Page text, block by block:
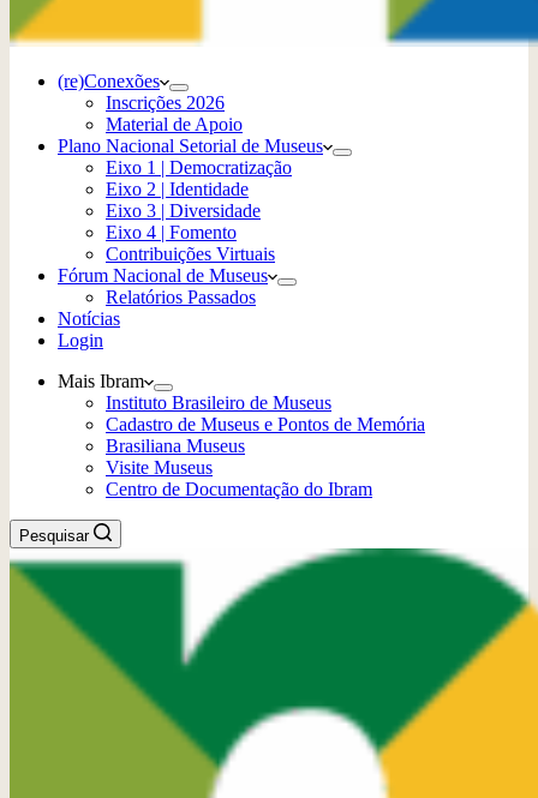
(re)Conexões
Inscrições 2026
Material de Apoio
Plano Nacional Setorial de Museus
Eixo 1 | Democratização
Eixo 2 | Identidade
Eixo 3 | Diversidade
Eixo 4 | Fomento
Contribuições Virtuais
Fórum Nacional de Museus
Relatórios Passados
Notícias
Login
Mais Ibram
Instituto Brasileiro de Museus
Cadastro de Museus e Pontos de Memória
Brasiliana Museus
Visite Museus
Centro de Documentação do Ibram
Pesquisar